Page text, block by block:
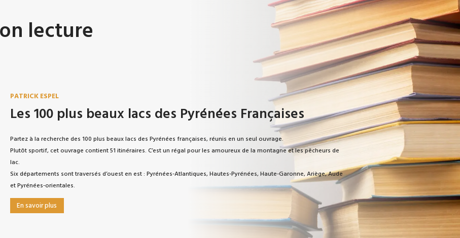
lecture
PATRICK ESPEL
Les 100 plus beaux lacs des Pyrénées Françaises
Partez à la recherche des 100 plus beaux lacs des Pyrénées françaises, réunis en un seul ouvrage.
Plutôt sportif, cet ouvrage contient 51 itinéraires. C’est un régal pour les amoureux de la montagne et les pêcheurs de
lac.
Six départements sont traversés d’ouest en est : Pyrénées-Atlantiques, Hautes-Pyrénées, Haute-Garonne, Ariège, Aude
et Pyrénées-orientales.
En savoir plus